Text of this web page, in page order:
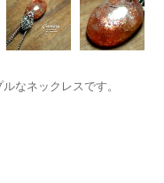
なネックレスです。